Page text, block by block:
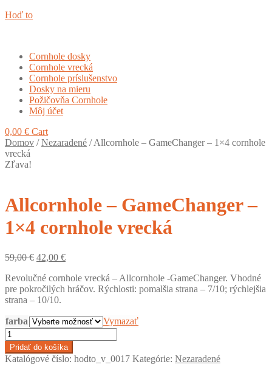
Hoď to
Cornhole dosky
Cornhole vrecká
Cornhole príslušenstvo
Dosky na mieru
Požičovňa Cornhole
Môj účet
0,00 € Cart
Domov /Nezaradené /Allcornhole – GameChanger – 1×4 cornhole
vrecká
Zľava!
Allcornhole – GameChanger –
1×4 cornhole vrecká
59,00€ Original
was:
59,00 €.
42,00 €Current
is:
42,00 €.
Revolučné cornhole vrecká – Allcornhole -GameChanger. Vhodné
pre pokročilých hráčov. Rýchlosti: pomalšia strana – 7/10; rýchlejšia
strana – 10/10.
farba
Vymazať
množstvo
Allcornhole
-
GameChanger
Pridať do košíka
Katalógové číslo: hodto_v_0017 Kategórie: Nezaradené